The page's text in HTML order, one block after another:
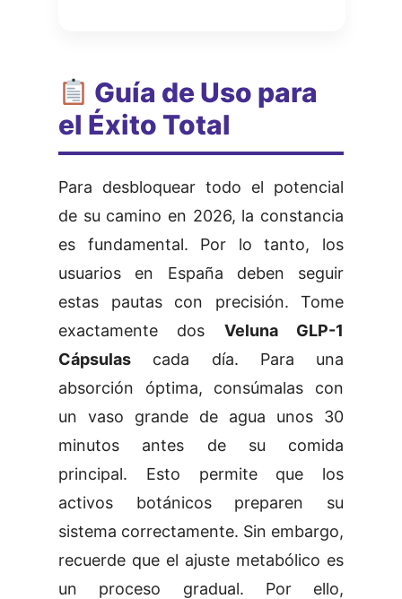
Guía de Uso para
el Éxito Total
Para desbloquear todo el potencial
de su camino en 2026, la constancia
es fundamental. Por lo tanto, los
usuarios en España deben seguir
estas pautas con precisión. Tome
exactamente dos Veluna GLP-1
Cápsulas cada día. Para una
absorción óptima, consúmalas con
un vaso grande de agua unos 30
minutos antes de su comida
principal. Esto permite que los
activos botánicos preparen su
sistema correctamente. Sin embargo,
recuerde que el ajuste metabólico es
un proceso gradual. Por ello,